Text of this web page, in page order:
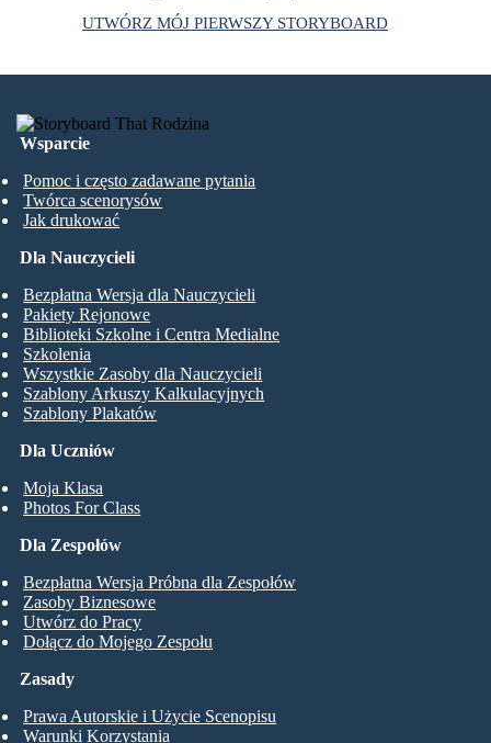
UTWÓRZ MÓJ PIERWSZY STORYBOARD
Wsparcie
Pomoc i często zadawane pytania
Twórca scenorysów
Jak drukować
Dla Uczniów
Moja Klasa
Photos For Class
Dla Nauczycieli
Bezpłatna Wersja dla Nauczycieli
Pakiety Rejonowe
Biblioteki Szkolne i Centra Medialne
Szkolenia
Wszystkie Zasoby dla Nauczycieli
Szablony Arkuszy Kalkulacyjnych
Szablony Plakatów
Dla Zespołów
Bezpłatna Wersja Próbna dla Zespołów
Zasoby Biznesowe
Utwórz do Pracy
Dołącz do Mojego Zespołu
Zasady
Prawa Autorskie i Użycie Scenopisu
Warunki Korzystania